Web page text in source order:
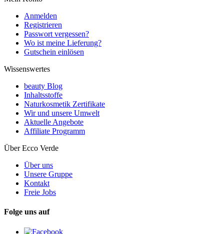
Anmelden
Registrieren
Passwort vergessen?
Wo ist meine Lieferung?
Gutschein einlösen
Wissenswertes
beauty Blog
Inhaltsstoffe
Naturkosmetik Zertifikate
Wir und unsere Umwelt
Aktuelle Angebote
Affiliate Programm
Über Ecco Verde
Über uns
Unsere Gruppe
Kontakt
Freie Jobs
Folge uns auf